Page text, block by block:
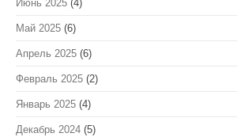
Июнь 2025 (4)
Май 2025 (6)
Апрель 2025 (6)
Февраль 2025 (2)
Январь 2025 (4)
Декабрь 2024 (5)